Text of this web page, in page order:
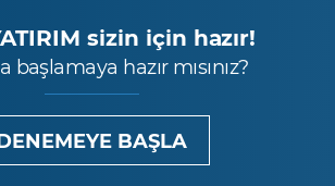
sizin için hazır!
başlamaya hazır mısınız?
BAŞLA